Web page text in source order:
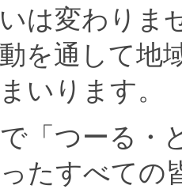
は変わりま
を通して地
いります。
「つーる・
たすべての